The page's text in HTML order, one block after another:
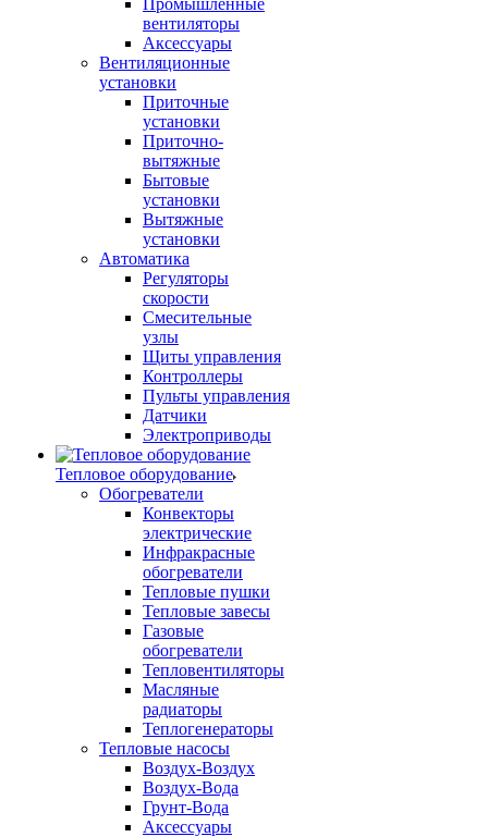
Промышленные
вентиляторы
Аксессуары
Вентиляционные
установки
Приточные
установки
Приточно-
вытяжные
Бытовые
установки
Вытяжные
установки
Автоматика
Регуляторы
скорости
Смесительные
узлы
Щиты управления
Контроллеры
Пульты управления
Датчики
Электроприводы
Тепловое оборудование
Обогреватели
Конвекторы
электрические
Инфракрасные
обогреватели
Тепловые пушки
Тепловые завесы
Газовые
обогреватели
Тепловентиляторы
Масляные
радиаторы
Теплогенераторы
Тепловые насосы
Воздух-Воздух
Воздух-Вода
Грунт-Вода
Аксессуары